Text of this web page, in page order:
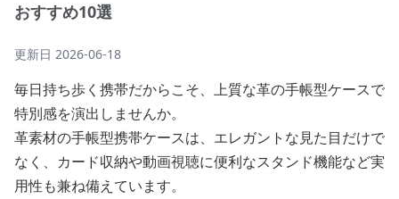
おすすめ10選
更新日 2026-06-18
毎日持ち歩く携帯だからこそ、上質な革の手帳型ケースで
特別感を演出しませんか。
革素材の手帳型携帯ケースは、エレガントな見た目だけで
なく、カード収納や動画視聴に便利なスタンド機能など実
用性も兼ね備えています。